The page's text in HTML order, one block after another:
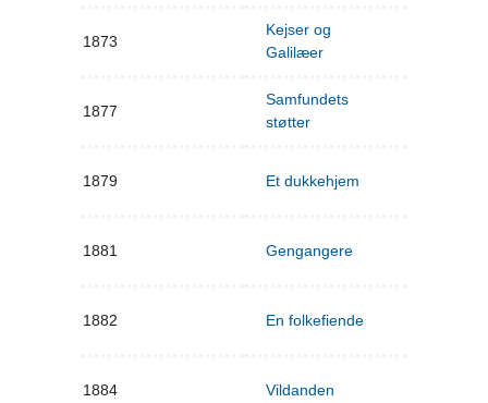
1873
Kejser og
Galilæer
1877
Samfundets
støtter
1879 Et dukkehjem
1881 Gengangere
1882 En folkefiende
1884 Vildanden